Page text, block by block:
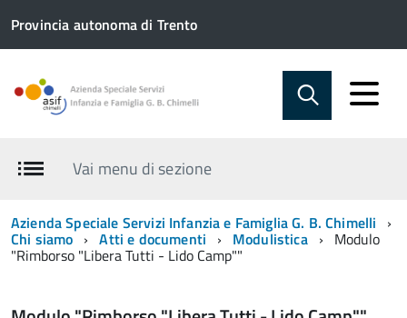
Provincia autonoma di Trento
Vai menu di sezione
Azienda Speciale Servizi Infanzia e Famiglia G. B. Chimelli
Chi siamo Atti e documenti Modulistica Modulo
"Rimborso "Libera Tutti - Lido Camp""